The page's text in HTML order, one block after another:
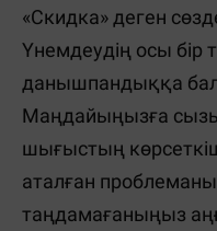
«Скидка» деген
Үнемдеудің осы бір
данышпандыққа
Маңдайыңызға
шығыстың
аталған
таңдамағаныңыз